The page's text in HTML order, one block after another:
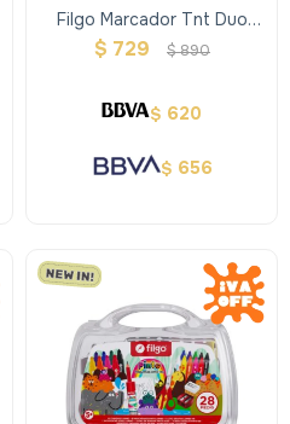
Filgo Marcador Tnt Duo
Market - Estuche Plástico
$ 729 $890
$ 620
$ 656